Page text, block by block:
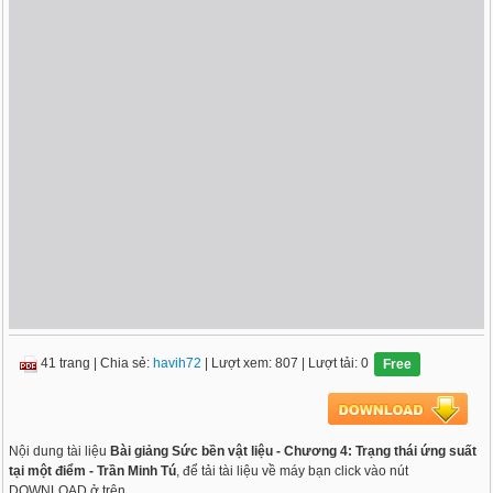
41 trang |Chia sẻ: havih72 | Lượt xem: 807 | Lượt tải: 0 Free
Nội dung tài liệu Bài giảng Sức bền vật liệu - Chương 4: Trạng thái ứng suất
tại một điểm - Trần Minh Tú, để tải tài liệu về máy bạn click vào nút